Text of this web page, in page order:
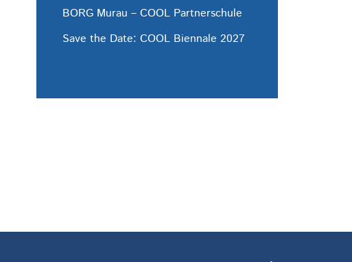
BORG Murau – COOL Partnerschule
Save the Date: COOL Biennale 2027